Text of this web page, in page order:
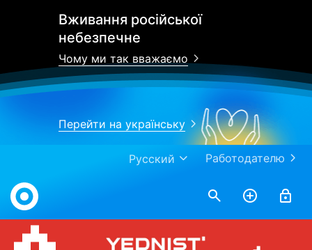
Вживання російської
небезпечне
Чому ми так вважаємо
Перейти на українську
Работодателю
Русский
Work.ua